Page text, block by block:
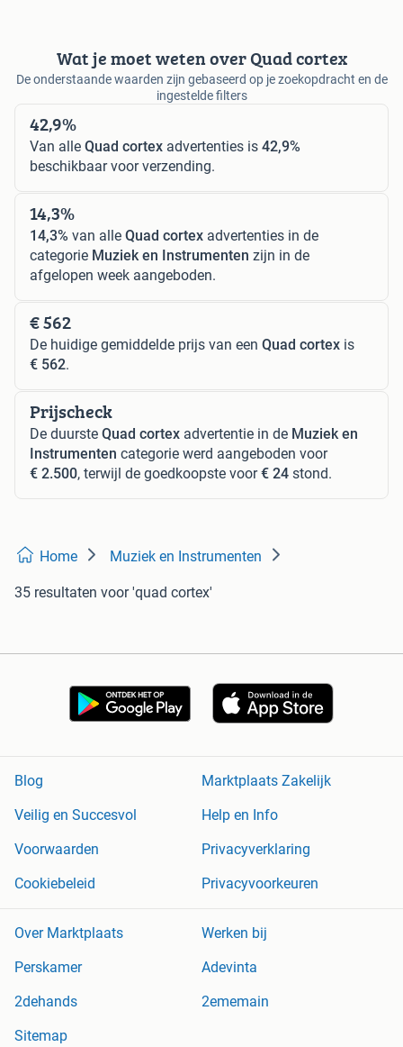
Wat je moet weten over Quad cortex
De onderstaande waarden zijn gebaseerd op je zoekopdracht en de
ingestelde filters
42,9%
Van alle Quad cortex advertenties is 42,9%
beschikbaar voor verzending.
14,3%
14,3% van alle Quad cortex advertenties in de
categorie Muziek en Instrumenten zijn in de
afgelopen week aangeboden.
€ 562
De huidige gemiddelde prijs van een Quad cortex is
€ 562.
Prijscheck
De duurste Quad cortex advertentie in de Muziek en
Instrumenten categorie werd aangeboden voor
€ 2.500, terwijl de goedkoopste voor€ 24 stond.
Home Muziek en Instrumenten
35 resultaten voor 'quad cortex'
Blog
Marktplaats Zakelijk
Veilig en Succesvol
Help en Info
Voorwaarden
Privacyverklaring
Cookiebeleid
Privacyvoorkeuren
Over Marktplaats
Werken bij
Perskamer
Adevinta
2dehands
2ememain
Sitemap